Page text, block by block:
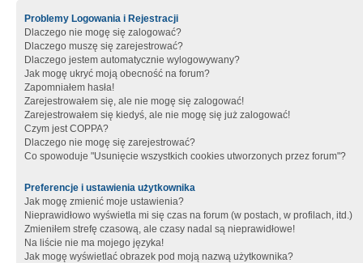
Problemy Logowania i Rejestracji
Dlaczego nie mogę się zalogować?
Dlaczego muszę się zarejestrować?
Dlaczego jestem automatycznie wylogowywany?
Jak mogę ukryć moją obecność na forum?
Zapomniałem hasła!
Zarejestrowałem się, ale nie mogę się zalogować!
Zarejestrowałem się kiedyś, ale nie mogę się już zalogować!
Czym jest COPPA?
Dlaczego nie mogę się zarejestrować?
Co spowoduje "Usunięcie wszystkich cookies utworzonych przez forum"?
Preferencje i ustawienia użytkownika
Jak mogę zmienić moje ustawienia?
Nieprawidłowo wyświetla mi się czas na forum (w postach, w profilach, itd.)
Zmieniłem strefę czasową, ale czasy nadal są nieprawidłowe!
Na liście nie ma mojego języka!
Jak mogę wyświetlać obrazek pod moją nazwą użytkownika?